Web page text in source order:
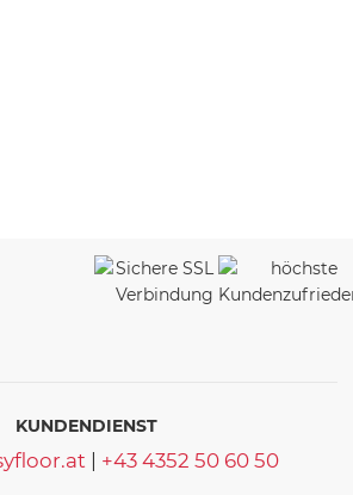
KUNDENDIENST
+43 4352 50 60 50